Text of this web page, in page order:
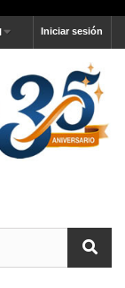
Iniciar sesión